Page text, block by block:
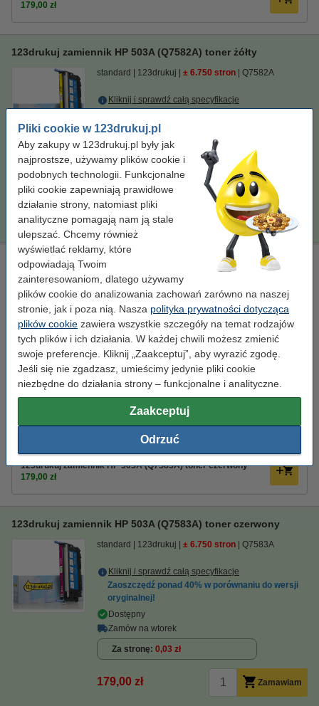
Pliki cookie w 123drukuj.pl
Aby zakupy w 123drukuj.pl były jak
najprostsze, używamy plików cookie i
podobnych technologii. Funkcjonalne
pliki cookie zapewniają prawidłowe
działanie strony, natomiast pliki
analityczne pomagają nam ją stale
ulepszać. Chcemy również
wyświetlać reklamy, które
odpowiadają Twoim
zainteresowaniom, dlatego używamy
plików cookie do analizowania zachowań zarówno na naszej
stronie, jak i poza nią. Nasza polityka prywatności dotycząca
plików cookie zawiera wszystkie szczegóły na temat rodzajów
tych plików i ich działania. W każdej chwili możesz zmienić
swoje preferencje. Kliknij „Zaakceptuj”, aby wyrazić zgodę.
Jeśli się nie zgadzasz, umieścimy jedynie pliki cookie
niezbędne do działania strony – funkcjonalne i analityczne.
Zaakceptuj
Odrzuć
179,00 zł
123drukuj zamiennik HP 503A (Q7582A) toner żółty
standard 123drukuj ± 6.750 stron Q7582A
Kliknij i sprawdź całą specyfikacje
oryginalnej!
Dostępny
Zamów na wtorek
Za stronę 0,03 zł
179,00 zł Zamawiam
HP 503A (Q7583A) toner czerwony, oryginalny
standard HP ± 6.000 stron
Kliknij i sprawdź całą specyfikacje
Dostępny
Zamów na wtorek
Za stronę 0,05 zł
275,00 zł
Zaoszczędź ponad40%w porównaniu do wersji oryginalnej!
Zaoszczędź na kosztach wydruku. Wydrukuj
123drukuj zamiennik HP 503A (Q7583A) toner czerwony
179,00 zł
123drukuj zamiennik HP 503A (Q7583A) toner czerwony
standard 123drukuj ± 6.750 stron Q7583A
Kliknij i sprawdź całą specyfikacje
Zaoszczędź ponad 40% w porównaniu do wersji
oryginalnej!
Dostępny
Zamów na wtorek
Za stronę 0,03 zł
179,00 zł Zamawiam